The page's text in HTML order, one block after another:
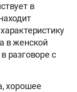
в
в женской
в разговоре с
хорошее